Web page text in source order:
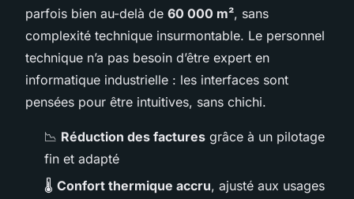
parfois bien au-delà de 60 000 m², sans
complexité technique insurmontable. Le personnel
technique n’a pas besoin d’être expert en
informatique industrielle : les interfaces sont
pensées pour être intuitives, sans chichi.
📉 Réduction des factures grâce à un pilotage
fin et adapté
🌡️ Confort thermique accru, ajusté aux usages